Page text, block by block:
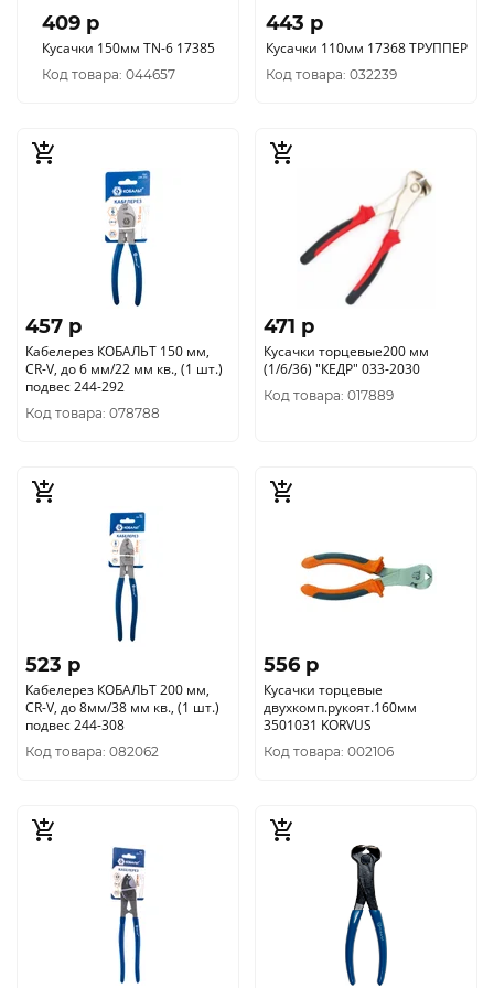
409 p
Кусачки 150мм TN-6 17385
Код товара: 044657
443 p
Кусачки 110мм 17368 ТРУППЕР
Код товара: 032239
457 p
Кабелерез КОБАЛЬТ 150 мм,
CR-V, до 6 мм/22 мм кв., (1 шт.)
подвес 244-292
Код товара: 078788
471 p
Кусачки торцевые200 мм
(1/6/36) "КЕДР" 033-2030
Код товара: 017889
523 p
Кабелерез КОБАЛЬТ 200 мм,
CR-V, до 8мм/38 мм кв., (1 шт.)
подвес 244-308
Код товара: 082062
556 p
Кусачки торцевые
двухкомп.рукоят.160мм
3501031 KORVUS
Код товара: 002106